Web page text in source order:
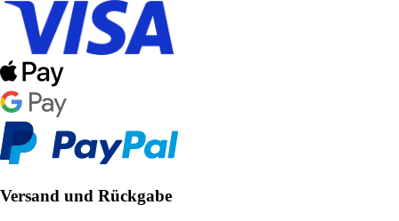
Versand und Rückgabe